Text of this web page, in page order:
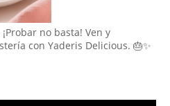
no basta! Ven y
con Yaderis Delicious. 🎂✨